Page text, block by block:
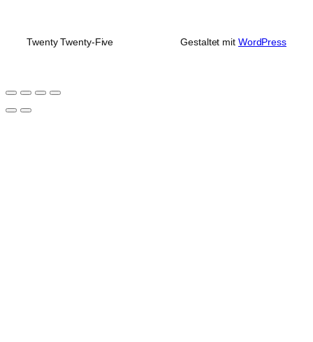
Twenty Twenty-Five Gestaltet mit WordPress